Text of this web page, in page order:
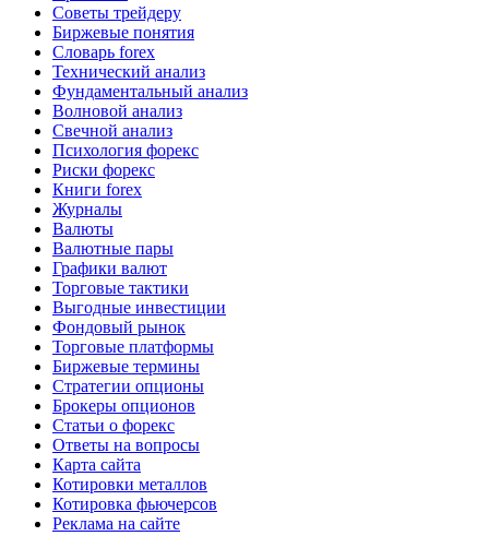
Советы трейдеру
Биржевые понятия
Словарь forex
Технический анализ
Фундаментальный анализ
Волновой анализ
Свечной анализ
Психология форекс
Риски форекс
Книги forex
Журналы
Валюты
Валютные пары
Графики валют
Торговые тактики
Выгодные инвестиции
Фондовый рынок
Торговые платформы
Биржевые термины
Стратегии опционы
Брокеры опционов
Статьи о форекс
Ответы на вопросы
Карта сайта
Котировки металлов
Котировка фьючерсов
Реклама на сайте